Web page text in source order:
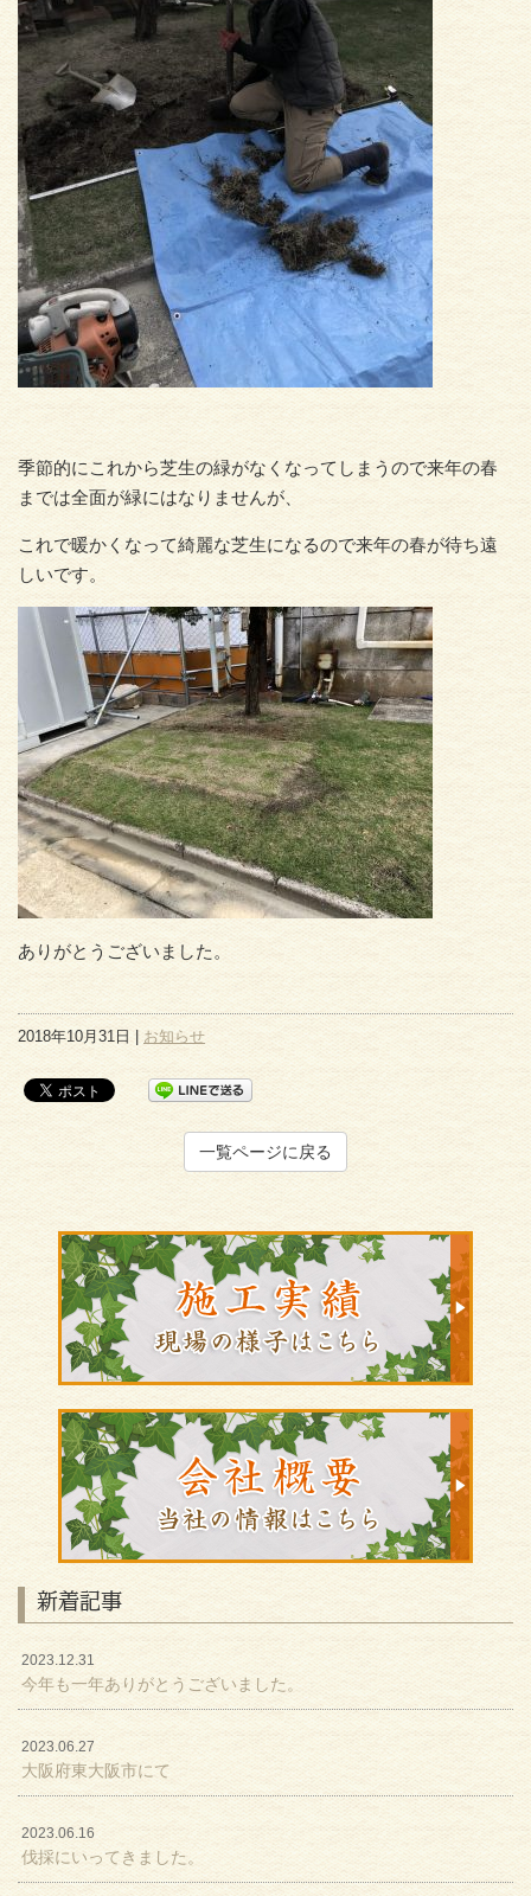
季節的にこれから芝生の緑がなくなってしまうので来年の春
までは全面が緑にはなりませんが、
これで暖かくなって綺麗な芝生になるので来年の春が待ち遠
しいです。
ありがとうございました。
2018年10月31日 | お知らせ
一覧ページに戻る
新着記事
2023.12.31
今年も一年ありがとうございました。
2023.06.27
大阪府東大阪市にて
2023.06.16
伐採にいってきました。